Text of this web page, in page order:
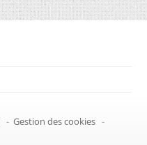
- Gestion des cookies -